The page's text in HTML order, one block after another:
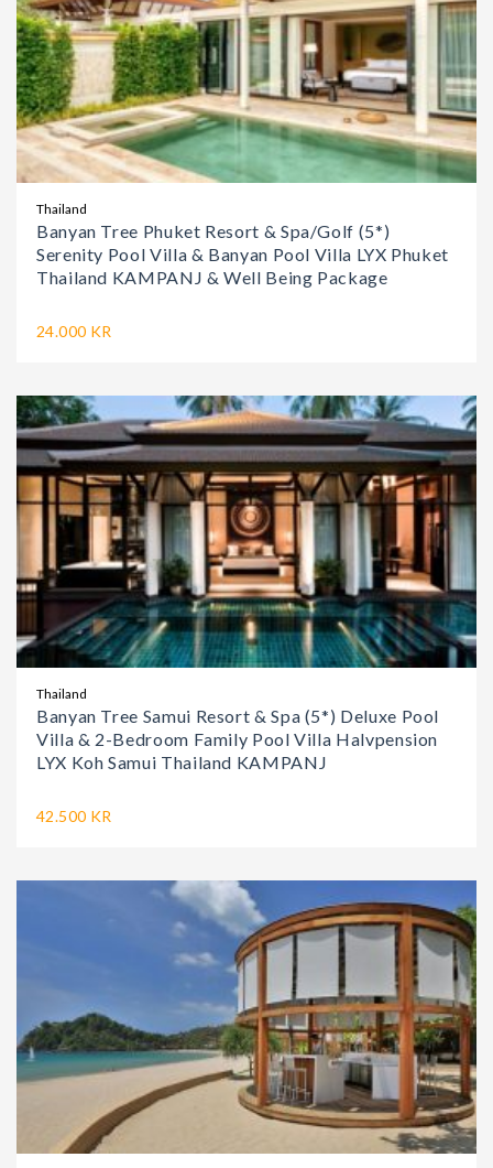
Thailand
Banyan Tree Phuket Resort & Spa/Golf (5*)
Serenity Pool Villa & Banyan Pool Villa LYX Phuket
Thailand KAMPANJ & Well Being Package
24.000 KR
Thailand
Banyan Tree Samui Resort & Spa (5*) Deluxe Pool
Villa & 2-Bedroom Family Pool Villa Halvpension
LYX Koh Samui Thailand KAMPANJ
42.500 KR